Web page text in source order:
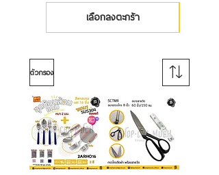
เลือกลงตะกร้า
ตัวกรอง